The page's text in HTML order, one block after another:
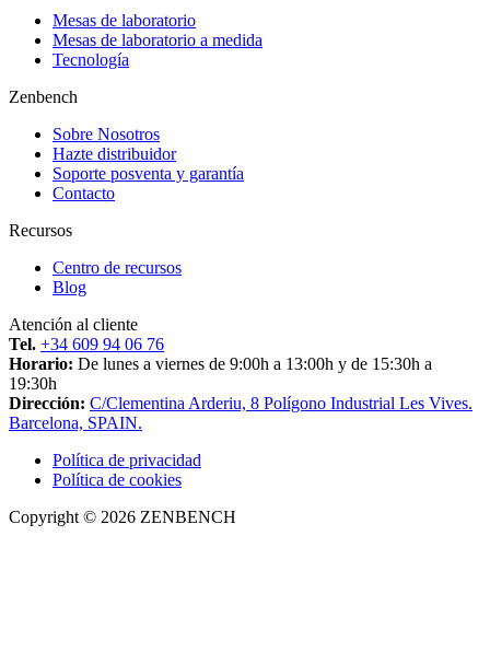
Mesas de laboratorio
Mesas de laboratorio a medida
Tecnología
Zenbench
Sobre Nosotros
Hazte distribuidor
Soporte posventa y garantía
Contacto
Recursos
Centro de recursos
Blog
Atención al cliente
Tel. +34 609 94 06 76
Horario: De lunes a viernes de 9:00h a 13:00h y de 15:30h a
19:30h
Dirección: C/Clementina Arderiu, 8 Polígono Industrial Les Vives.
Barcelona, SPAIN.
Política de privacidad
Política de cookies
Copyright © 2026 ZENBENCH